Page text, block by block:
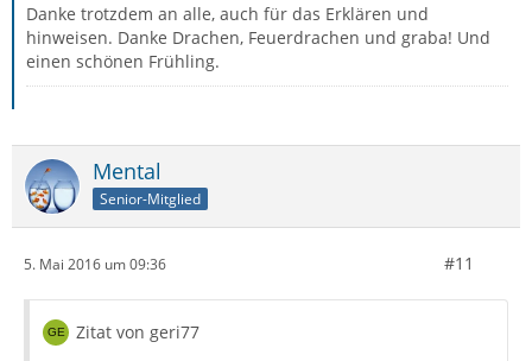
Danke trotzdem an alle, auch für das Erklären und
hinweisen. Danke Drachen, Feuerdrachen und graba! Und
einen schönen Frühling.
Mental
Senior-Mitglied
5. Mai 2016 um 09:36 #11
Zitat von geri77